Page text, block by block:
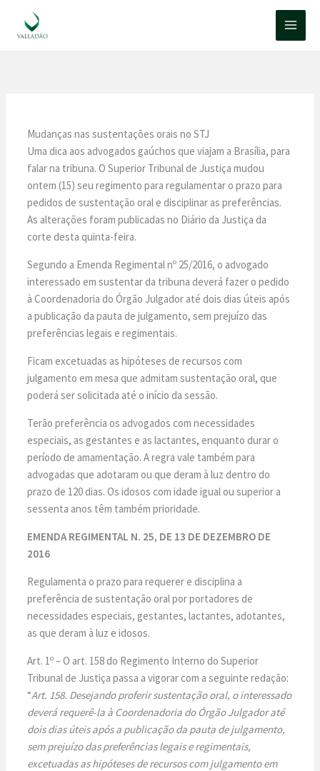
Mudanças nas sustentações orais no STJ
Uma dica aos advogados gaúchos que viajam a Brasília, para
falar na tribuna. O Superior Tribunal de Justiça mudou
ontem (15) seu regimento para regulamentar o prazo para
pedidos de sustentação oral e disciplinar as preferências.
As alterações foram publicadas no Diário da Justiça da
corte desta quinta-feira.
Segundo a Emenda Regimental nº 25/2016, o advogado
interessado em sustentar da tribuna deverá fazer o pedido
à Coordenadoria do Órgão Julgador até dois dias úteis após
a publicação da pauta de julgamento, sem prejuízo das
preferências legais e regimentais.
Ficam excetuadas as hipóteses de recursos com
julgamento em mesa que admitam sustentação oral, que
poderá ser solicitada até o início da sessão.
Terão preferência os advogados com necessidades
especiais, as gestantes e as lactantes, enquanto durar o
período de amamentação. A regra vale também para
advogadas que adotaram ou que deram à luz dentro do
prazo de 120 dias. Os idosos com idade igual ou superior a
sessenta anos têm também prioridade.
EMENDA REGIMENTAL N. 25, DE 13 DE DEZEMBRO DE
2016
Regulamenta o prazo para requerer e disciplina a
preferência de sustentação oral por portadores de
necessidades especiais, gestantes, lactantes, adotantes,
as que deram à luz e idosos.
Art. 1º – O art. 158 do Regimento Interno do Superior
Tribunal de Justiça passa a vigorar com a seguinte redação:
“Art. 158. Desejando proferir sustentação oral, o interessado
deverá requerê-la à Coordenadoria do Órgão Julgador até
dois dias úteis após a publicação da pauta de julgamento,
sem prejuízo das preferências legais e regimentais,
excetuadas as hipóteses de recursos com julgamento em